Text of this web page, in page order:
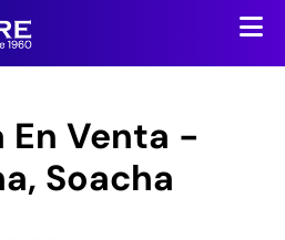
En Venta -
Soacha